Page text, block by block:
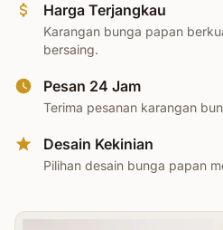
Harga Terjangkau
Karangan bunga papan
bersaing.
Pesan 24 Jam
Terima pesanan karangan
Desain Kekinian
Pilihan desain bunga papan